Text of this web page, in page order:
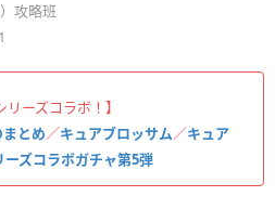
攻略班
リーズコラボ！】
とめ／キュアブロッサム／キュア
ーズコラボガチャ第5弾